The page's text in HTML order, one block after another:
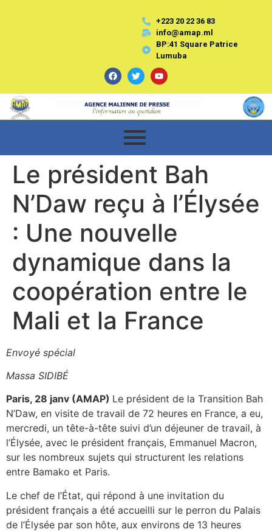
+223 20 22 36 83
info@amap.ml
BP:41 Square Patrice
Lumuba
Le président Bah
N’Daw reçu à l’Élysée
: Une nouvelle
dynamique dans la
coopération entre le
Mali et la France
Envoyé spécial
Massa SIDIBÉ
Paris, 28 janv (AMAP) Le président de la Transition Bah
N’Daw, en visite de travail de 72 heures en France, a eu,
mercredi, un tête-à-tête suivi d’un déjeuner de travail, à
l’Élysée, avec le président français, Emmanuel Macron,
sur les nombreux sujets qui structurent les relations
entre Bamako et Paris.
Le chef de l’État, qui répond à une invitation du
président français a été accueilli sur le perron du Palais
de l’Élysée par son hôte, aux environs de 13 heures